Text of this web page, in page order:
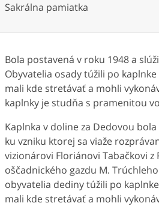
Sakrálna pamiatka
Bola postavená v roku 1948 a
Obyvatelia osady túžili po
mali kde stretávať a mohli
kaplnky je studňa s pramenitou
Kaplnka v doline za Dedovou
ku vzniku ktorej sa viaže
vizionárovi Floriánovi Tabačkovi z
oščadnického gazdu M.
obyvatelia dediny túžili po
mali kde stretávať a mohli